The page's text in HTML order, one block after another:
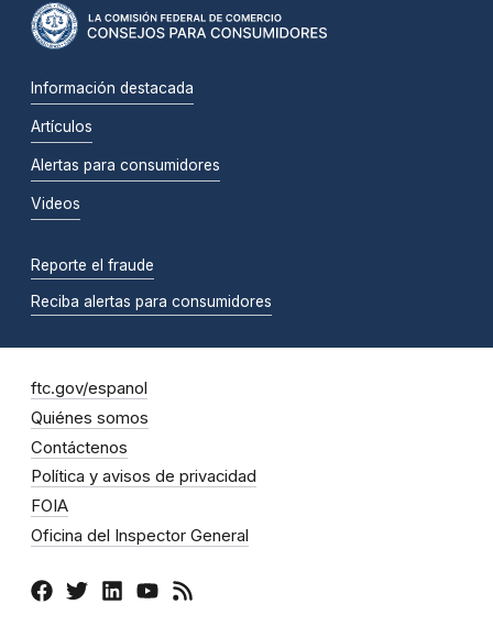
Información destacada
Artículos
Alertas para consumidores
Videos
Reporte el fraude
Reciba alertas para consumidores
ftc.gov/espanol
Quiénes somos
Contáctenos
Política y avisos de privacidad
FOIA
Oficina del Inspector General